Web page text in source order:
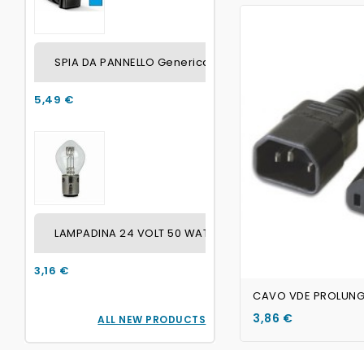
SPIA DA PANNELLO Generica BLU SENZA LAMPADINA
5,49 €
LAMPADINA 24 VOLT 50 WATT / 45 WATT ATTACCO
3,16 €
ALL NEW PRODUCTS 3,86 €